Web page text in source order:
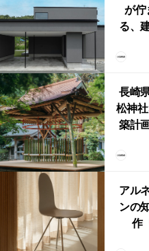
が佇
る、
まい
長崎
松神
築計
「循
アル
ンの
作